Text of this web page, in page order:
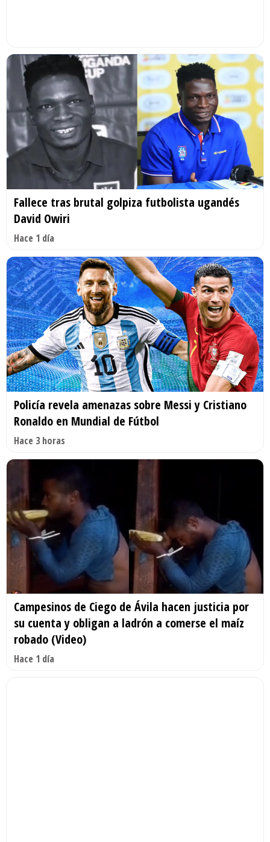
Fallece tras brutal golpiza futbolista ugandés
David Owiri
Hace 1 día
Policía revela amenazas sobre Messi y Cristiano
Ronaldo en Mundial de Fútbol
Hace 3 horas
Campesinos de Ciego de Ávila hacen justicia por
su cuenta y obligan a ladrón a comerse el maíz
robado (Video)
Hace 1 día